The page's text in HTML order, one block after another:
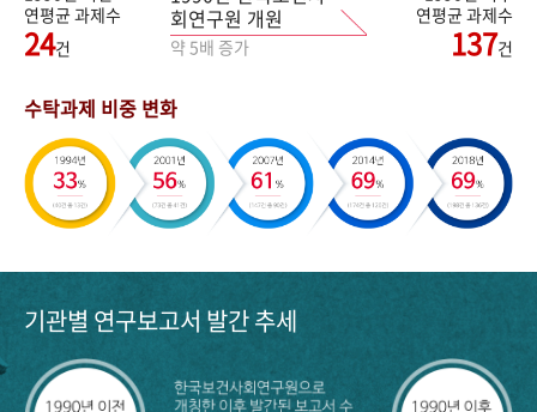
연평균 과제수
24건
회연구원 개원
약 5배 증가
연평균 과제수
137건
수탁과제 비중 변화
기관별 연구보고서 발간 추세